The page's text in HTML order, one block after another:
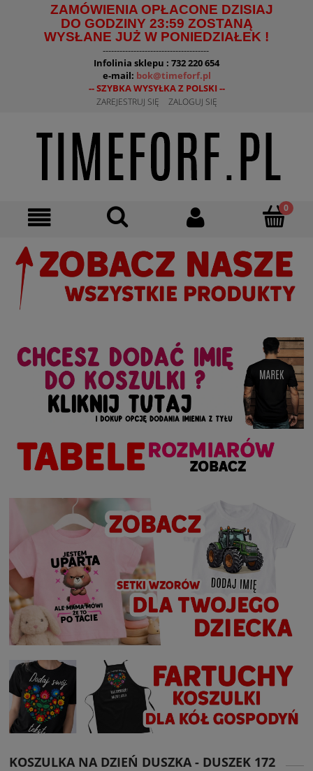
ZAMÓWIENIA OPŁACONE DZISIAJ
DO GODZINY 23:59 ZOSTANĄ
WYSŁANE JUŻ W PONIEDZIAŁEK !
--------------------------------------
Infolinia sklepu : 732 220 654
e-mail: bok@timeforf.pl
-- SZYBKA WYSYŁKA Z POLSKI --
ZAREJESTRUJ SIĘ ZALOGUJ SIĘ
KOSZULKA NA DZIEŃ DUSZKA - DUSZEK 172